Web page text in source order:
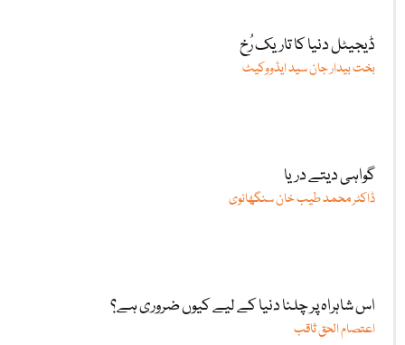
ڈیجیٹل دنیا کا تاریک رُخ
بخت بیدار جان سید ایڈووکیٹ
گواہی دیتے دریا
ڈاکٹر محمد طیب خان سنگھانوی
اس شاہراہ پر چلنا دنیا کے لیے کیوں ضروری ہے؟
اعتصام الحق ثاقب